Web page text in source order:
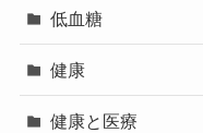
低血糖
健康
健康と医療